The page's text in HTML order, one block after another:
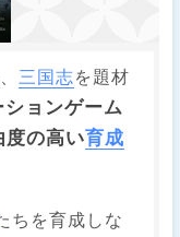
三国志を題材
ョンゲーム
度の高い育成
ちを育成しな